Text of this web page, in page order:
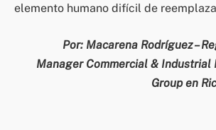
elemento humano difícil de
Por: Macarena Rodríguez –
Manager Commercial & Industrial
Group en